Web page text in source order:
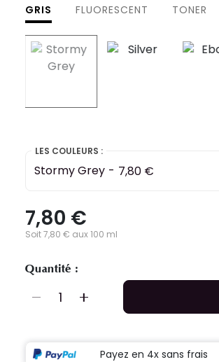
GRIS FLUORESCENT TONER
selected
LES COULEURS :
Stormy Grey - 7,80 €
7,80 €
Soit 7,80 € aux 100 ml
Quantité :
Payez en 4x sans frais